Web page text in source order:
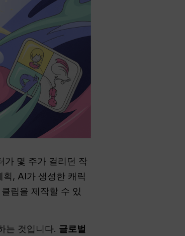
가 몇 주가 걸리던 작
, AI가 생성한 캐릭
립을 제작할 수 있
는 것입니다. 글로벌